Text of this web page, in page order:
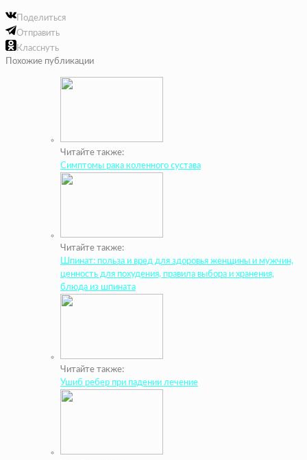
Поделиться
Отправить
Класснуть
Похожие публикации
Читайте также:
Симптомы рака коленного сустава
Читайте также:
Шпинат: польза и вред для здоровья женщины и мужчин,
ценность для похудения, правила выбора и хранения,
блюда из шпината
Читайте также:
Ушиб ребер при падении лечение